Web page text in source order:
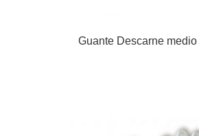
Guante Descarne